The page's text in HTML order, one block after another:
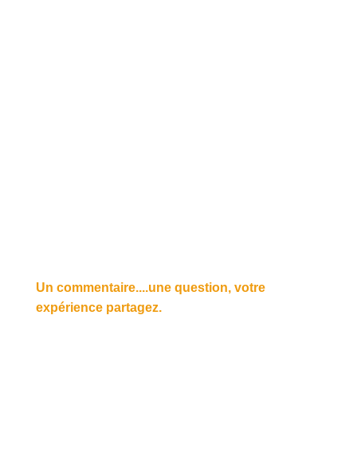
Un commentaire....une question, votre
expérience partagez.